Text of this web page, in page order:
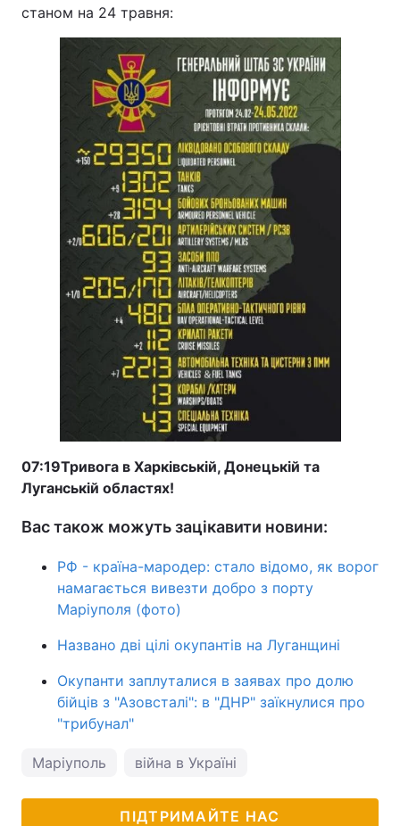
станом на 24 травня:
07:19Тривога в Харківській, Донецькій та
Луганській областях!
Вас також можуть зацікавити новини:
РФ - країна-мародер: стало відомо, як ворог
намагається вивезти добро з порту
Маріуполя (фото)
Названо дві цілі окупантів на Луганщині
Окупанти заплуталися в заявах про долю
бійців з "Азовсталі": в "ДНР" заїкнулися про
"трибунал"
Маріуполь війна в Україні
ПІДТРИМАЙТЕ НАС